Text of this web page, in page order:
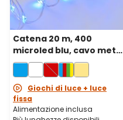
Catena 20 m, 400
microled blu, cavo metal
argento
Giochi di luce + luce
fissa
Alimentazione inclusa